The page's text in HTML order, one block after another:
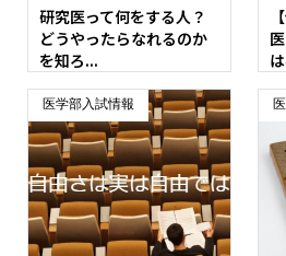
研究医って何をする人？
どうやったらなれるのか
を知ろ...
医学部入試情報